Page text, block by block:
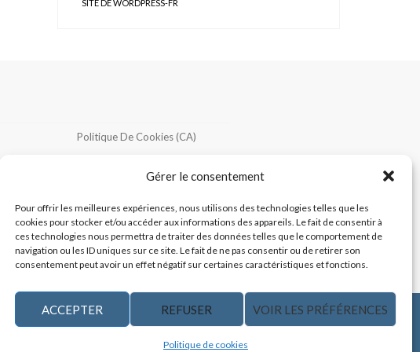
Gérer le consentement
Pour offrir les meilleures expériences, nous utilisons des technologies telles que les
cookies pour stocker et/ou accéder aux informations des appareils. Le fait de consentir à
ces technologies nous permettra de traiter des données telles que le comportement de
navigation ou les ID uniques sur ce site. Le fait de ne pas consentir ou de retirer son
consentement peut avoir un effet négatif sur certaines caractéristiques et fonctions.
ACCEPTER REFUSER VOIR LES PRÉFÉRENCES
Politique de cookies
SITE DE WORDPRESS-FR
Politique De Cookies (CA)